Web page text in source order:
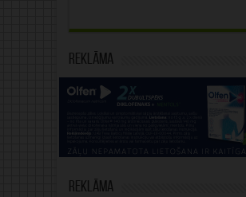
Reklāma
Reklāma